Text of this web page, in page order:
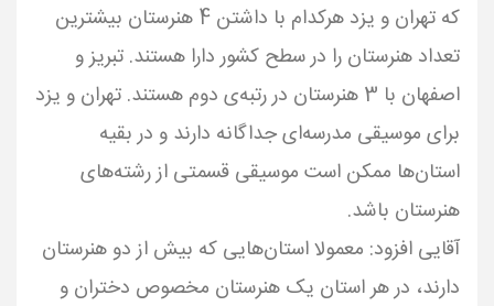
که تهران و یزد هرکدام با داشتن 4 هنرستان بیشترین
تعداد هنرستان را در سطح کشور دارا هستند. تبریز و
اصفهان با 3 هنرستان در رتبه‌ی دوم هستند. تهران و یزد
برای موسیقی مدرسه‌ای جداگانه دارند و در بقیه
استان‌ها ممکن است موسیقی قسمتی از رشته‌های
آقایی افزود: معمولا استان‌هایی که بیش از دو هنرستان
دارند، در هر استان یک هنرستان مخصوص دختران و